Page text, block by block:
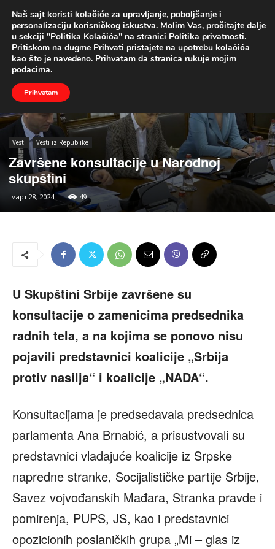
UŽIVO
Naslovna Vesti Vesti iz Republike
Vesti Vesti iz Republike
Završene konsultacije u Narodnoj
skupštini
март 28, 2024 49
U Skupštini Srbije završene su
konsultacije o zamenicima predsednika
radnih tela, a na kojima se ponovo nisu
pojavili predstavnici koalicije „Srbija
protiv nasilja“ i koalicije „NADA“.
Konsultacijama je predsedavala predsednica
parlamenta Ana Brnabić, a prisustvovali su
predstavnici vladajuće koalicije iz Srpske
napredne stranke, Socijalističke partije Srbije,
Savez vojvođanskih Mađara, Stranka pravde i
pomirenja, PUPS, JS, kao i predstavnici
opozicionih poslaničkih grupa „Mi – glas iz
Naš sajt koristi kolačiće za upravljanje, poboljšanje i
personalizaciju korisničkog iskustva. Molim Vas, pročitajte dalje
u sekciji "Politika Kolačića" na stranici Politika privatnosti.
Pritiskom na dugme Prihvati pristajete na upotrebu kolačića
kao što je navedeno. Prihvatam da stranica rukuje mojim
podacima.
Prihvatam